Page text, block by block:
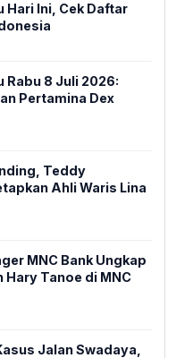
Hari Ini, Cek Daftar
Rabu 8 Juli 2026:
Pertamina Dex
Teddy
Ahli Waris Lina
MNC Bank Ungkap
Hary Tanoe di MNC
Jalan Swadaya,